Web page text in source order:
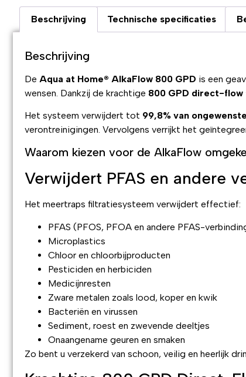
Beschrijving Technische specificaties
Beschrijving
De Aqua at Home® AlkaFlow 800 GPD is een
wensen. Dankzij de krachtige 800 GPD direct-flow
Het systeem verwijdert tot 99,8% van
verontreinigingen. Vervolgens verrijkt het
Waarom kiezen voor de AlkaFlow
Verwijdert PFAS en andere
Het meertraps filtratiesysteem verwijdert effectief:
PFAS (PFOS, PFOA en andere PFAS-
Microplastics
Chloor en chloorbijproducten
Pesticiden en herbiciden
Medicijnresten
Zware metalen zoals lood, koper en kwik
Bacteriën en virussen
Sediment, roest en zwevende deeltjes
Onaangename geuren en smaken
Zo bent u verzekerd van schoon, veilig en heerlijk